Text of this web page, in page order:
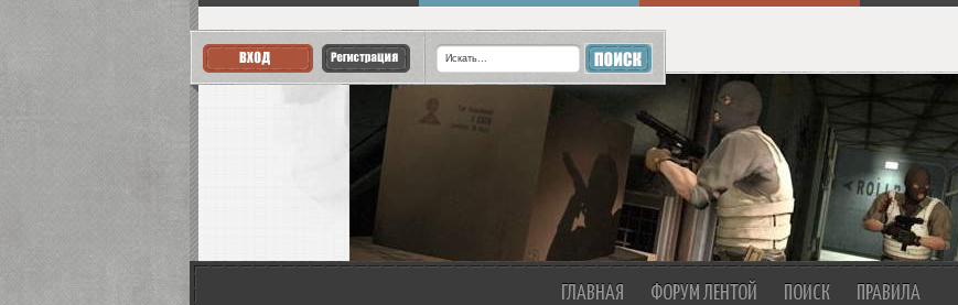
ГЛАВНАЯ ФОРУМ ЛЕНТОЙ ПОИСК ПРАВИЛА